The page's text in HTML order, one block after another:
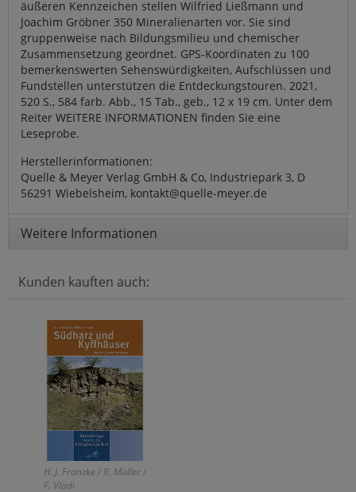
äußeren Kennzeichen stellen Wilfried Ließmann und
Joachim Gröbner 350 Mineralienarten vor. Sie sind
gruppenweise nach Bildungsmilieu und chemischer
Zusammensetzung geordnet. GPS-Koordinaten zu 100
bemerkenswerten Sehenswürdigkeiten, Aufschlüssen und
Fundstellen unterstützen die Entdeckungstouren. 2021,
520 S., 584 farb. Abb., 15 Tab., geb., 12 x 19 cm. Unter dem
Reiter WEITERE INFORMATIONEN finden Sie eine
Leseprobe.
Herstellerinformationen:
Quelle & Meyer Verlag GmbH & Co, Industriepark 3, D
56291 Wiebelsheim, kontakt@quelle-meyer.de
Weitere Informationen
Kunden kauften auch:
H. J. Franzke / R. Müller /
F. Vladi